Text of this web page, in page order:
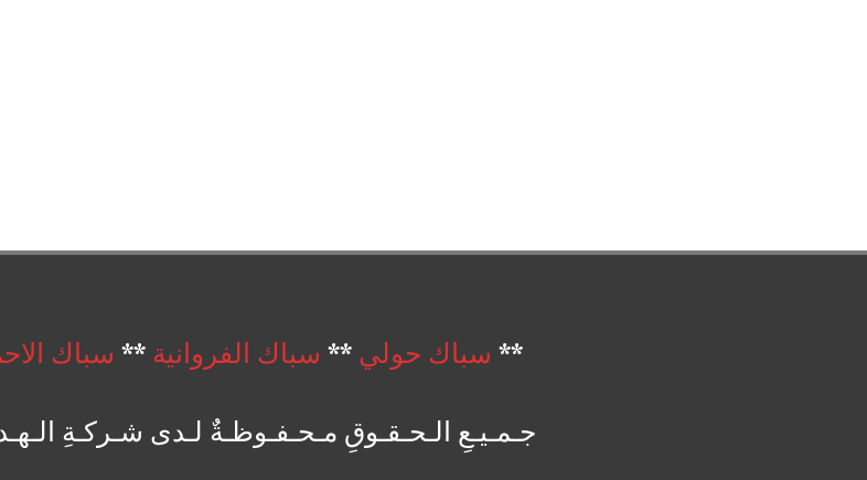
** سباك حولي ** سباك الفروانية ** سباك
جـمـيـعِ الـحـقـوقِ مـحـفـوظـةٌ لـدى شـركـةِ الـهـدى